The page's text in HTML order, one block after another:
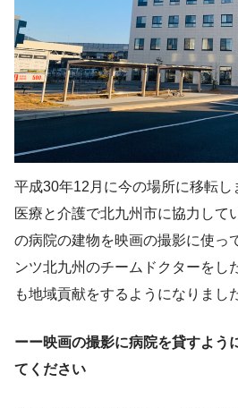
平成30年12月に今の場所に移転し
医療と介護で北九州市に協力して
の病院の建物を映画の撮影に使っ
ンツ北九州のチームドクターをし
も地域貢献をするようになりまし
ーー映画の撮影に病院を貸すよう
てください